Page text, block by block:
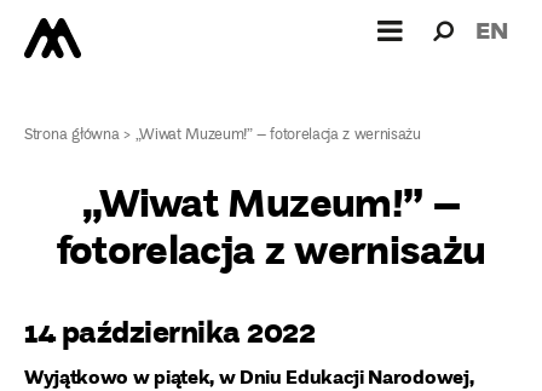
dla: EN
Strona główna>„Wiwat Muzeum!” – fotorelacja z wernisażu
„Wiwat Muzeum!” –
fotorelacja z wernisażu
14 października 2022
Wyjątkowo w piątek, w Dniu Edukacji Narodowej,